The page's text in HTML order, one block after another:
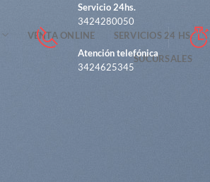
Servicio 24hs.
3424280050
Atención telefónica
3424625345
VENTA ONLINE SERVICIOS 24 HS.
SUCURSALES